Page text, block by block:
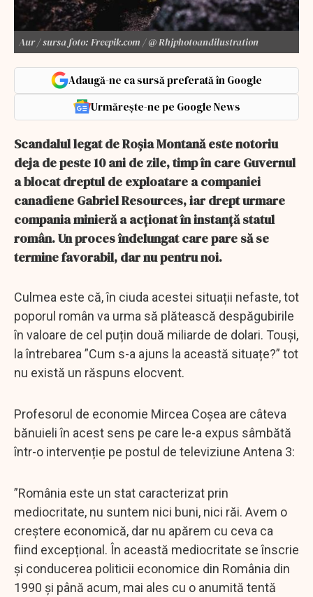
Aur / sursa foto: Freepik.com / @ Rhjphotoandilustration
Adaugă-ne ca sursă preferată în Google
Urmărește-ne pe Google News
Scandalul legat de Roșia Montană este notoriu
deja de peste 10 ani de zile, timp în care Guvernul
a blocat dreptul de exploatare a companiei
canadiene Gabriel Resources, iar drept urmare
compania minieră a acționat în instanță statul
român. Un proces îndelungat care pare să se
termine favorabil, dar nu pentru noi.
Culmea este că, în ciuda acestei situații nefaste, tot
poporul român va urma să plătească despăgubirile
în valoare de cel puțin două miliarde de dolari. Touși,
la întrebarea ”Cum s-a ajuns la această situațe?” tot
nu există un răspuns elocvent.
Profesorul de economie Mircea Coșea are câteva
bănuieli în acest sens pe care le-a expus sâmbătă
într-o intervenție pe postul de televiziune Antena 3:
”România este un stat caracterizat prin
mediocritate, nu suntem nici buni, nici răi. Avem o
creștere economică, dar nu apărem cu ceva ca
fiind excepțional. În această mediocritate se înscrie
și conducerea politicii economice din România din
1990 și până acum, mai ales cu o anumită tentă